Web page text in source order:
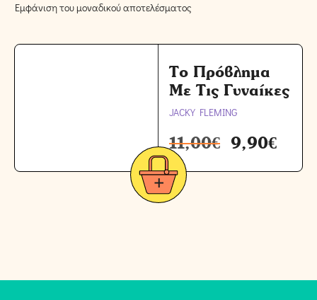
Εμφάνιση του μοναδικού αποτελέσματος
Το Πρόβλημα
Με Τις Γυναίκες
JACKY FLEMING
11,00€ 9,90€